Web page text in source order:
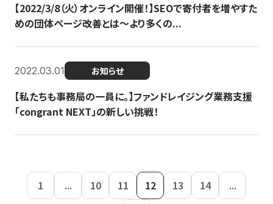
【2022/3/8（火）オンライン開催！】SEOで寄付者を増やすた
めの団体ページ改善とは～より多くの...
2022.03.01 お知らせ
【私たちも事務局の一員に。】ファンドレイジング業務支援
「congrant NEXT」の新しい挑戦！
1 ... 10 11 12 13 14
...